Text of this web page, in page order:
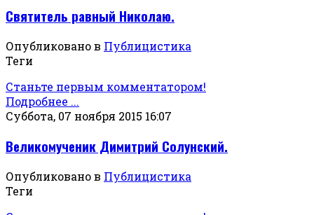
Святитель равный Николаю.
Опубликовано в Публицистика
Теги
Станьте первым комментатором!
Подробнее ...
Суббота, 07 ноября 2015 16:07
Великомученик Димитрий Солунский.
Опубликовано в Публицистика
Теги